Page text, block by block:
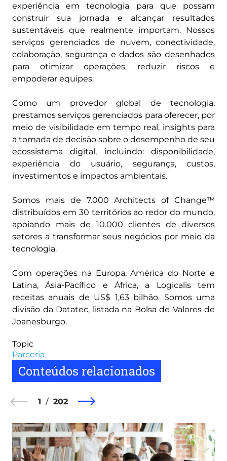
experiência em tecnologia para que possam
construir sua jornada e alcançar resultados
sustentáveis que realmente importam. Nossos
serviços gerenciados de nuvem, conectividade,
colaboração, segurança e dados são desenhados
para otimizar operações, reduzir riscos e
empoderar equipes.
Como um provedor global de tecnologia,
prestamos serviços gerenciados para oferecer, por
meio de visibilidade em tempo real, insights para
a tomada de decisão sobre o desempenho de seu
ecossistema digital, incluindo: disponibilidade,
experiência do usuário, segurança, custos,
investimentos e impactos ambientais.
Somos mais de 7.000 Architects of Change™
distribuídos em 30 territórios ao redor do mundo,
apoiando mais de 10.000 clientes de diversos
setores a transformar seus negócios por meio da
tecnologia.
Com operações na Europa, América do Norte e
Latina, Ásia-Pacífico e África, a Logicalis tem
receitas anuais de US$ 1,63 bilhão. Somos uma
divisão da Datatec, listada na Bolsa de Valores de
Joanesburgo.
Topic
Parceria
Conteúdos relacionados
1 202